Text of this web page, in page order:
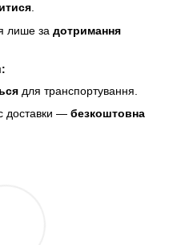
лише за дотримання
для транспортування.
доставки — безкоштовна